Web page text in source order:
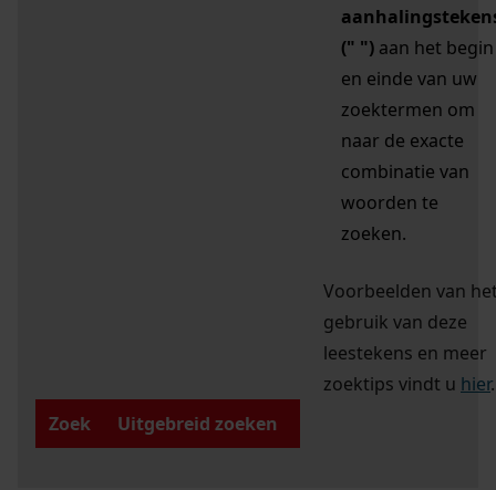
(" ") aan het begin
en einde van uw
zoektermen om
naar de exacte
combinatie van
woorden te
zoeken.
Voorbeelden van
gebruik van deze
leestekens en meer
zoektips vindt u hier.
Zoek
Uitgebreid zoeken